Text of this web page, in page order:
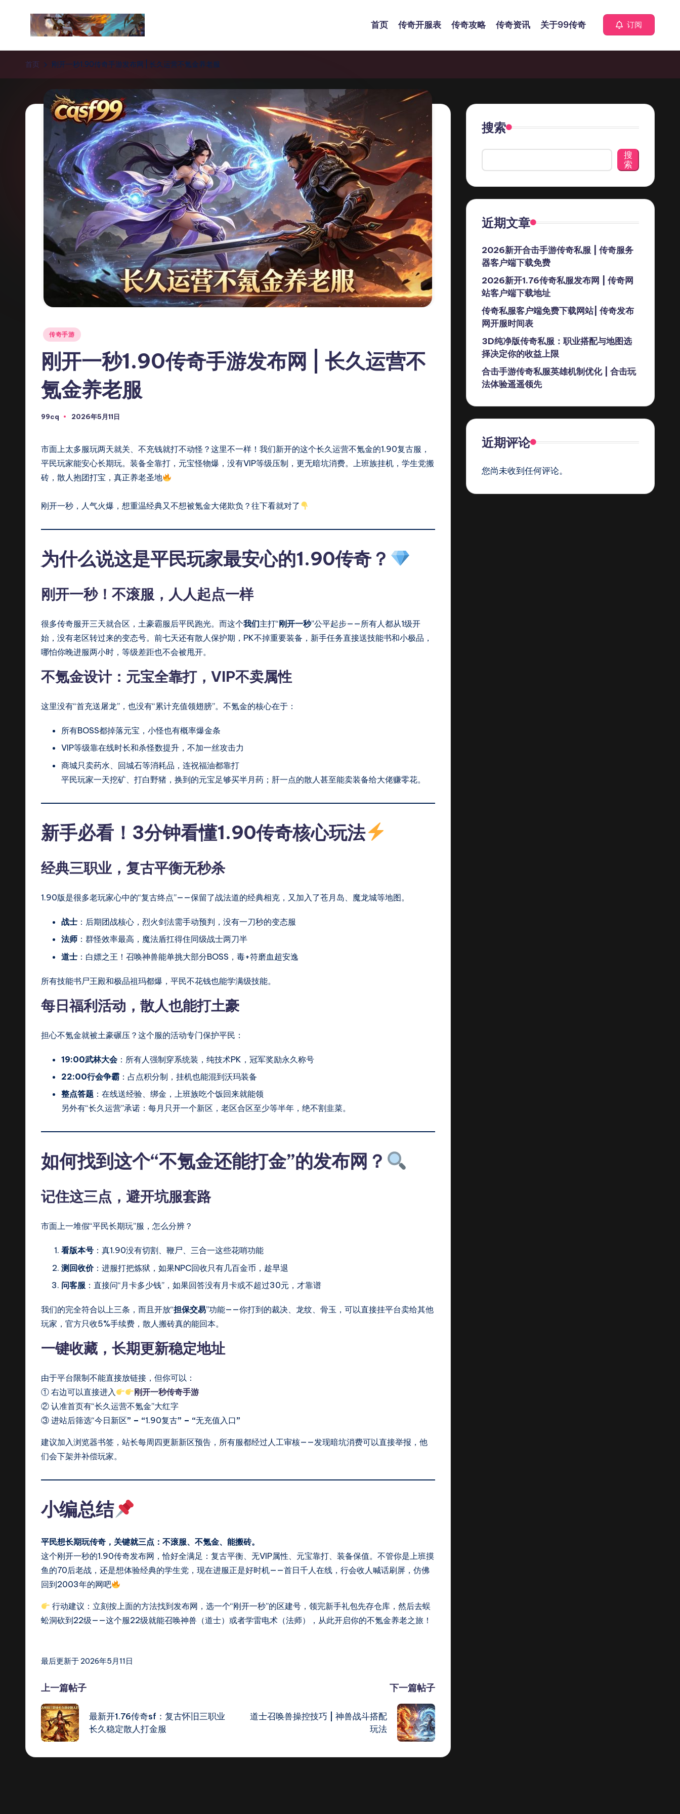
新
开
奇
服
传
奇
私
服
布
传
奇
找
服
上
sf
首页 传奇开服表 传奇攻略 传奇资讯 关于99传奇 订阅
首页 刚开一秒1.90传奇手游发布网 | 长久运营不氪金养老服
Posted
传奇手游
刚开一秒1.90传奇手游发布网 | 长久运营不
氪金养老服
Posted
99cq 2026年5月11日
市面上太多服玩两天就关、不充钱就打不动怪？这里不一样！我们新开的这个长久运营不氪金的1.90复古服，
平民玩家能安心长期玩。装备全靠打，元宝怪物爆，没有VIP等级压制，更无暗坑消费。上班族挂机，学生党搬
砖，散人抱团打宝，真正养老圣地
刚开一秒，人气火爆，想重温经典又不想被氪金大佬欺负？往下看就对了
为什么说这是平民玩家最安心的1.90传奇？
刚开一秒！不滚服，人人起点一样
很多传奇服开三天就合区，土豪霸服后平民跑光。而这个我们主打“刚开一秒”公平起步——所有人都从1级开
始，没有老区转过来的变态号。前七天还有散人保护期，PK不掉重要装备，新手任务直接送技能书和小极品，
哪怕你晚进服两小时，等级差距也不会被甩开。
不氪金设计：元宝全靠打，VIP不卖属性
这里没有“首充送屠龙”，也没有“累计充值领翅膀”。不氪金的核心在于：
所有BOSS都掉落元宝，小怪也有概率爆金条
VIP等级靠在线时长和杀怪数提升，不加一丝攻击力
商城只卖药水、回城石等消耗品，连祝福油都靠打
平民玩家一天挖矿、打白野猪，换到的元宝足够买半月药；肝一点的散人甚至能卖装备给大佬赚零花。
新手必看！3分钟看懂1.90传奇核心玩法
经典三职业，复古平衡无秒杀
1.90版是很多老玩家心中的“复古终点”——保留了战法道的经典相克，又加入了苍月岛、魔龙城等地图。
战士 ：后期团战核心，烈火剑法需手动预判，没有一刀秒的变态服
法师 ：群怪效率最高，魔法盾扛得住同级战士两刀半
道士 ：白嫖之王！召唤神兽能单挑大部分BOSS，毒+符磨血超安逸
所有技能书尸王殿和极品祖玛都爆，平民不花钱也能学满级技能。
每日福利活动，散人也能打土豪
担心不氪金就被土豪碾压？这个服的活动专门保护平民：
19:00武林大会：所有人强制穿系统装，纯技术PK，冠军奖励永久称号
22:00行会争霸 ：占点积分制，挂机也能混到沃玛装备
整点答题 ：在线送经验、绑金，上班族吃个饭回来就能领
另外有“长久运营”承诺：每月只开一个新区，老区合区至少等半年，绝不割韭菜。
如何找到这个“不氪金还能打金”的发布网？
记住这三点，避开坑服套路
市面上一堆假“平民长期玩”服，怎么分辨？
看版本号 ：真1.90没有切割、鞭尸、三合一这些花哨功能
测回收价：进服打把炼狱，如果NPC回收只有几百金币，趁早退
问客服 ：直接问“月卡多少钱”，如果回答没有月卡或不超过30元，才靠谱
我们的完全符合以上三条，而且开放“担保交易”功能——你打到的裁决、龙纹、骨玉，可以直接挂平台卖给其他
玩家，官方只收5%手续费，散人搬砖真的能回本。
一键收藏，长期更新稳定地址
由于平台限制不能直接放链接，但你可以：
① 右边可以直接进入
刚开一秒传奇手游
② 认准首页有“长久运营不氪金”大红字
③ 进站后筛选“今日新区” – “1.90复古” – “无充值入口”
建议加入浏览器书签，站长每周四更新新区预告，所有服都经过人工审核——发现暗坑消费可以直接举报，他
们会下架并补偿玩家。
小编总结
平民想长期玩传奇，关键就三点：不滚服、不氪金、能搬砖。
这个刚开一秒的1.90传奇发布网，恰好全满足：复古平衡、无VIP属性、元宝靠打、装备保值。不管你是上班摸
鱼的70后老战，还是想体验经典的学生党，现在进服正是好时机——首日千人在线，行会收人喊话刷屏，仿佛
回到2003年的网吧
行动建议：立刻按上面的方法找到发布网，选一个“刚开一秒”的区建号，领完新手礼包先存仓库，然后去蜈
蚣洞砍到22级——这个服22级就能召唤神兽（道士）或者学雷电术（法师），从此开启你的不氪金养老之旅！
最后更新于 2026年5月11日
Post
navigation
上一篇帖子
最新开1.76传奇sf：复古怀旧三职业
长久稳定散人打金服
下一篇帖子
道士召唤兽操控技巧 | 神兽战斗搭配
玩法
搜索
搜
索
近期文章
2026新开合击手游传奇私服 | 传奇服务
器客户端下载免费
2026新开1.76传奇私服发布网 | 传奇网
站客户端下载地址
传奇私服客户端免费下载网站| 传奇发布
网开服时间表
3D纯净版传奇私服：职业搭配与地图选
择决定你的收益上限
合击手游传奇私服英雄机制优化 | 合击玩
法体验遥遥领先
近期评论
您尚未收到任何评论。